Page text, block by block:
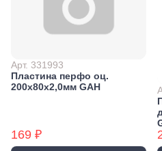
Арт. 331993
Пластина перфо оц.
200x80х2,0мм GAH
169 ₽